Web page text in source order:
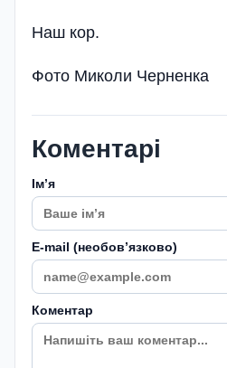
Наш кор.
Фото Миколи Черненка
Коментарі
Імʼя
E-mail (необовʼязково)
Коментар